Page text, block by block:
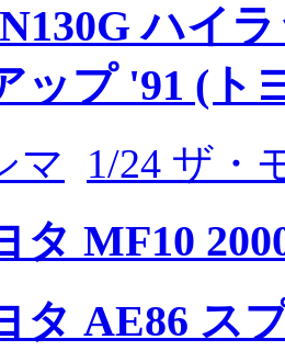
ハイ
ップ '91 (ト
マ 1/24 ザ・
タ MF10
タ AE86 ス